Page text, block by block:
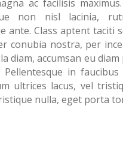
ac facilisis
non nisl lacinia,
ante. Class aptent taciti
conubia nostra, per
diam, accumsan eu
in faucibus
ultrices lacus, vel
nulla, eget porta